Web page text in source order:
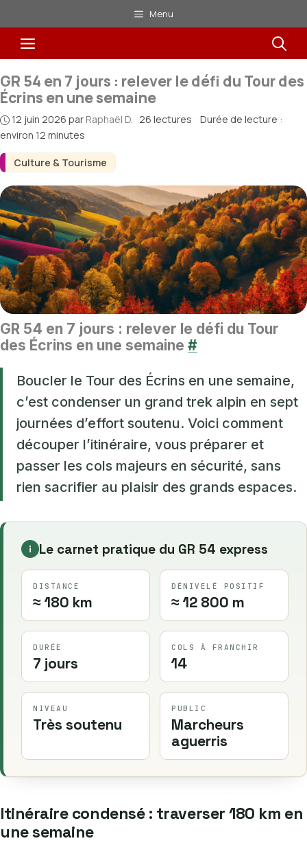
au
contenu
Menu
Menu
Culture & Tourisme
GR 54 en 7 jours : relever le défi du Tour des
Écrins en une semaine
12 juin 2026 par Raphaël D. · 26 lectures · Durée de lecture :
environ 12 minutes
GR 54 en 7 jours : relever le défi du Tour
des Écrins en une semaine #
Boucler le Tour des Écrins en une semaine,
c’est condenser un grand trek alpin en sept
journées d’effort soutenu. Voici comment
découper l’itinéraire, vous préparer et
passer les cols majeurs en sécurité, sans
rien sacrifier au plaisir des grands espaces.
i Le carnet pratique du GR 54 express
DISTANCE
≈ 180 km
DÉNIVELÉ POSITIF
≈ 12 800 m
DURÉE
7 jours
COLS À FRANCHIR
14
NIVEAU
Très soutenu
PUBLIC
Marcheurs
aguerris
Itinéraire condensé : traverser 180 km en
une semaine